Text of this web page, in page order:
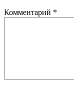
Комментарий *